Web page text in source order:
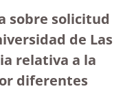
sobre solicitud
de Las
relativa a la
diferentes